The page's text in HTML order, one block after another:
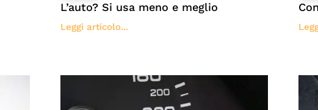
L’auto? Si usa meno e meglio
Leggi articolo...